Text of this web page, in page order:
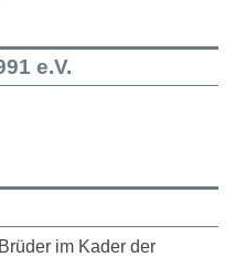
e.V.
im Kader der